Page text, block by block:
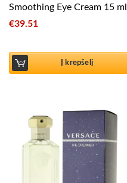
Smoothing Eye Cream 15 ml
€39.51
Į krepšelį